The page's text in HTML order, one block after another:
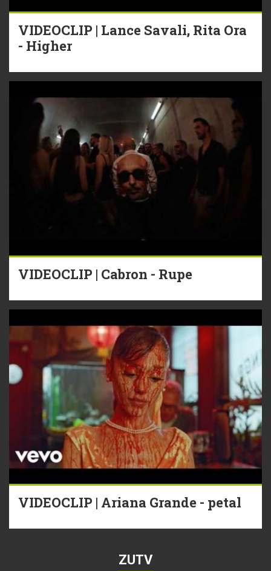
VIDEOCLIP | Lance Savali, Rita Ora
- Higher
VIDEOCLIP | Cabron - Rupe
VIDEOCLIP | Ariana Grande - petal
ZUTV